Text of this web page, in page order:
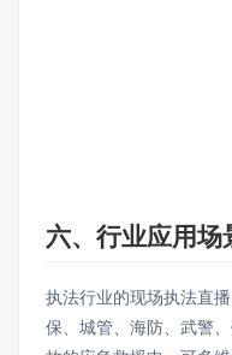
六、行业应用场
执法行业的现场执法直
保、城管、海防、武警